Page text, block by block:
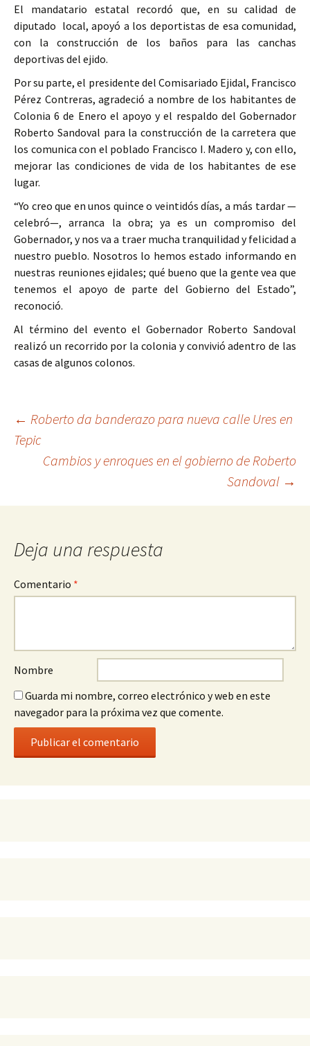
El mandatario estatal recordó que, en su calidad de
diputado local, apoyó a los deportistas de esa comunidad,
con la construcción de los baños para las canchas
deportivas del ejido.
Por su parte, el presidente del Comisariado Ejidal, Francisco
Pérez Contreras, agradeció a nombre de los habitantes de
Colonia 6 de Enero el apoyo y el respaldo del Gobernador
Roberto Sandoval para la construcción de la carretera que
los comunica con el poblado Francisco I. Madero y, con ello,
mejorar las condiciones de vida de los habitantes de ese
lugar.
“Yo creo que en unos quince o veintidós días, a más tardar —
celebró—, arranca la obra; ya es un compromiso del
Gobernador, y nos va a traer mucha tranquilidad y felicidad a
nuestro pueblo. Nosotros lo hemos estado informando en
nuestras reuniones ejidales; qué bueno que la gente vea que
tenemos el apoyo de parte del Gobierno del Estado”,
reconoció.
Al término del evento el Gobernador Roberto Sandoval
realizó un recorrido por la colonia y convivió adentro de las
casas de algunos colonos.
entrada
← Roberto da banderazo para nueva calle Ures en
Tepic
Cambios y enroques en el gobierno de Roberto
Sandoval →
Deja una respuesta
Comentario *
Nombre
Guarda mi nombre, correo electrónico y web en este
navegador para la próxima vez que comente.